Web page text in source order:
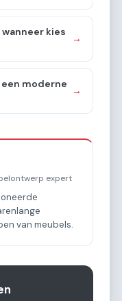
kies
→
moderne
→
expert
van meubels.